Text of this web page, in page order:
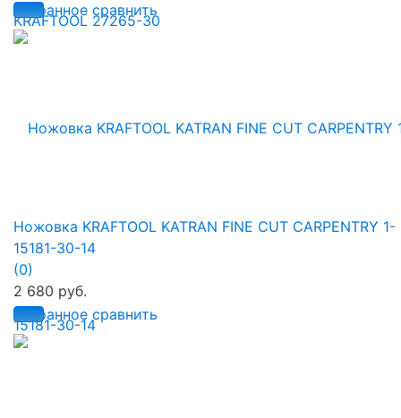
избранное сравнить
избранное сравнить
Ножовка KRAFTOOL KATRAN FINE CUT CARPENTRY 1-
15181-30-14
(0)
2 680 руб.